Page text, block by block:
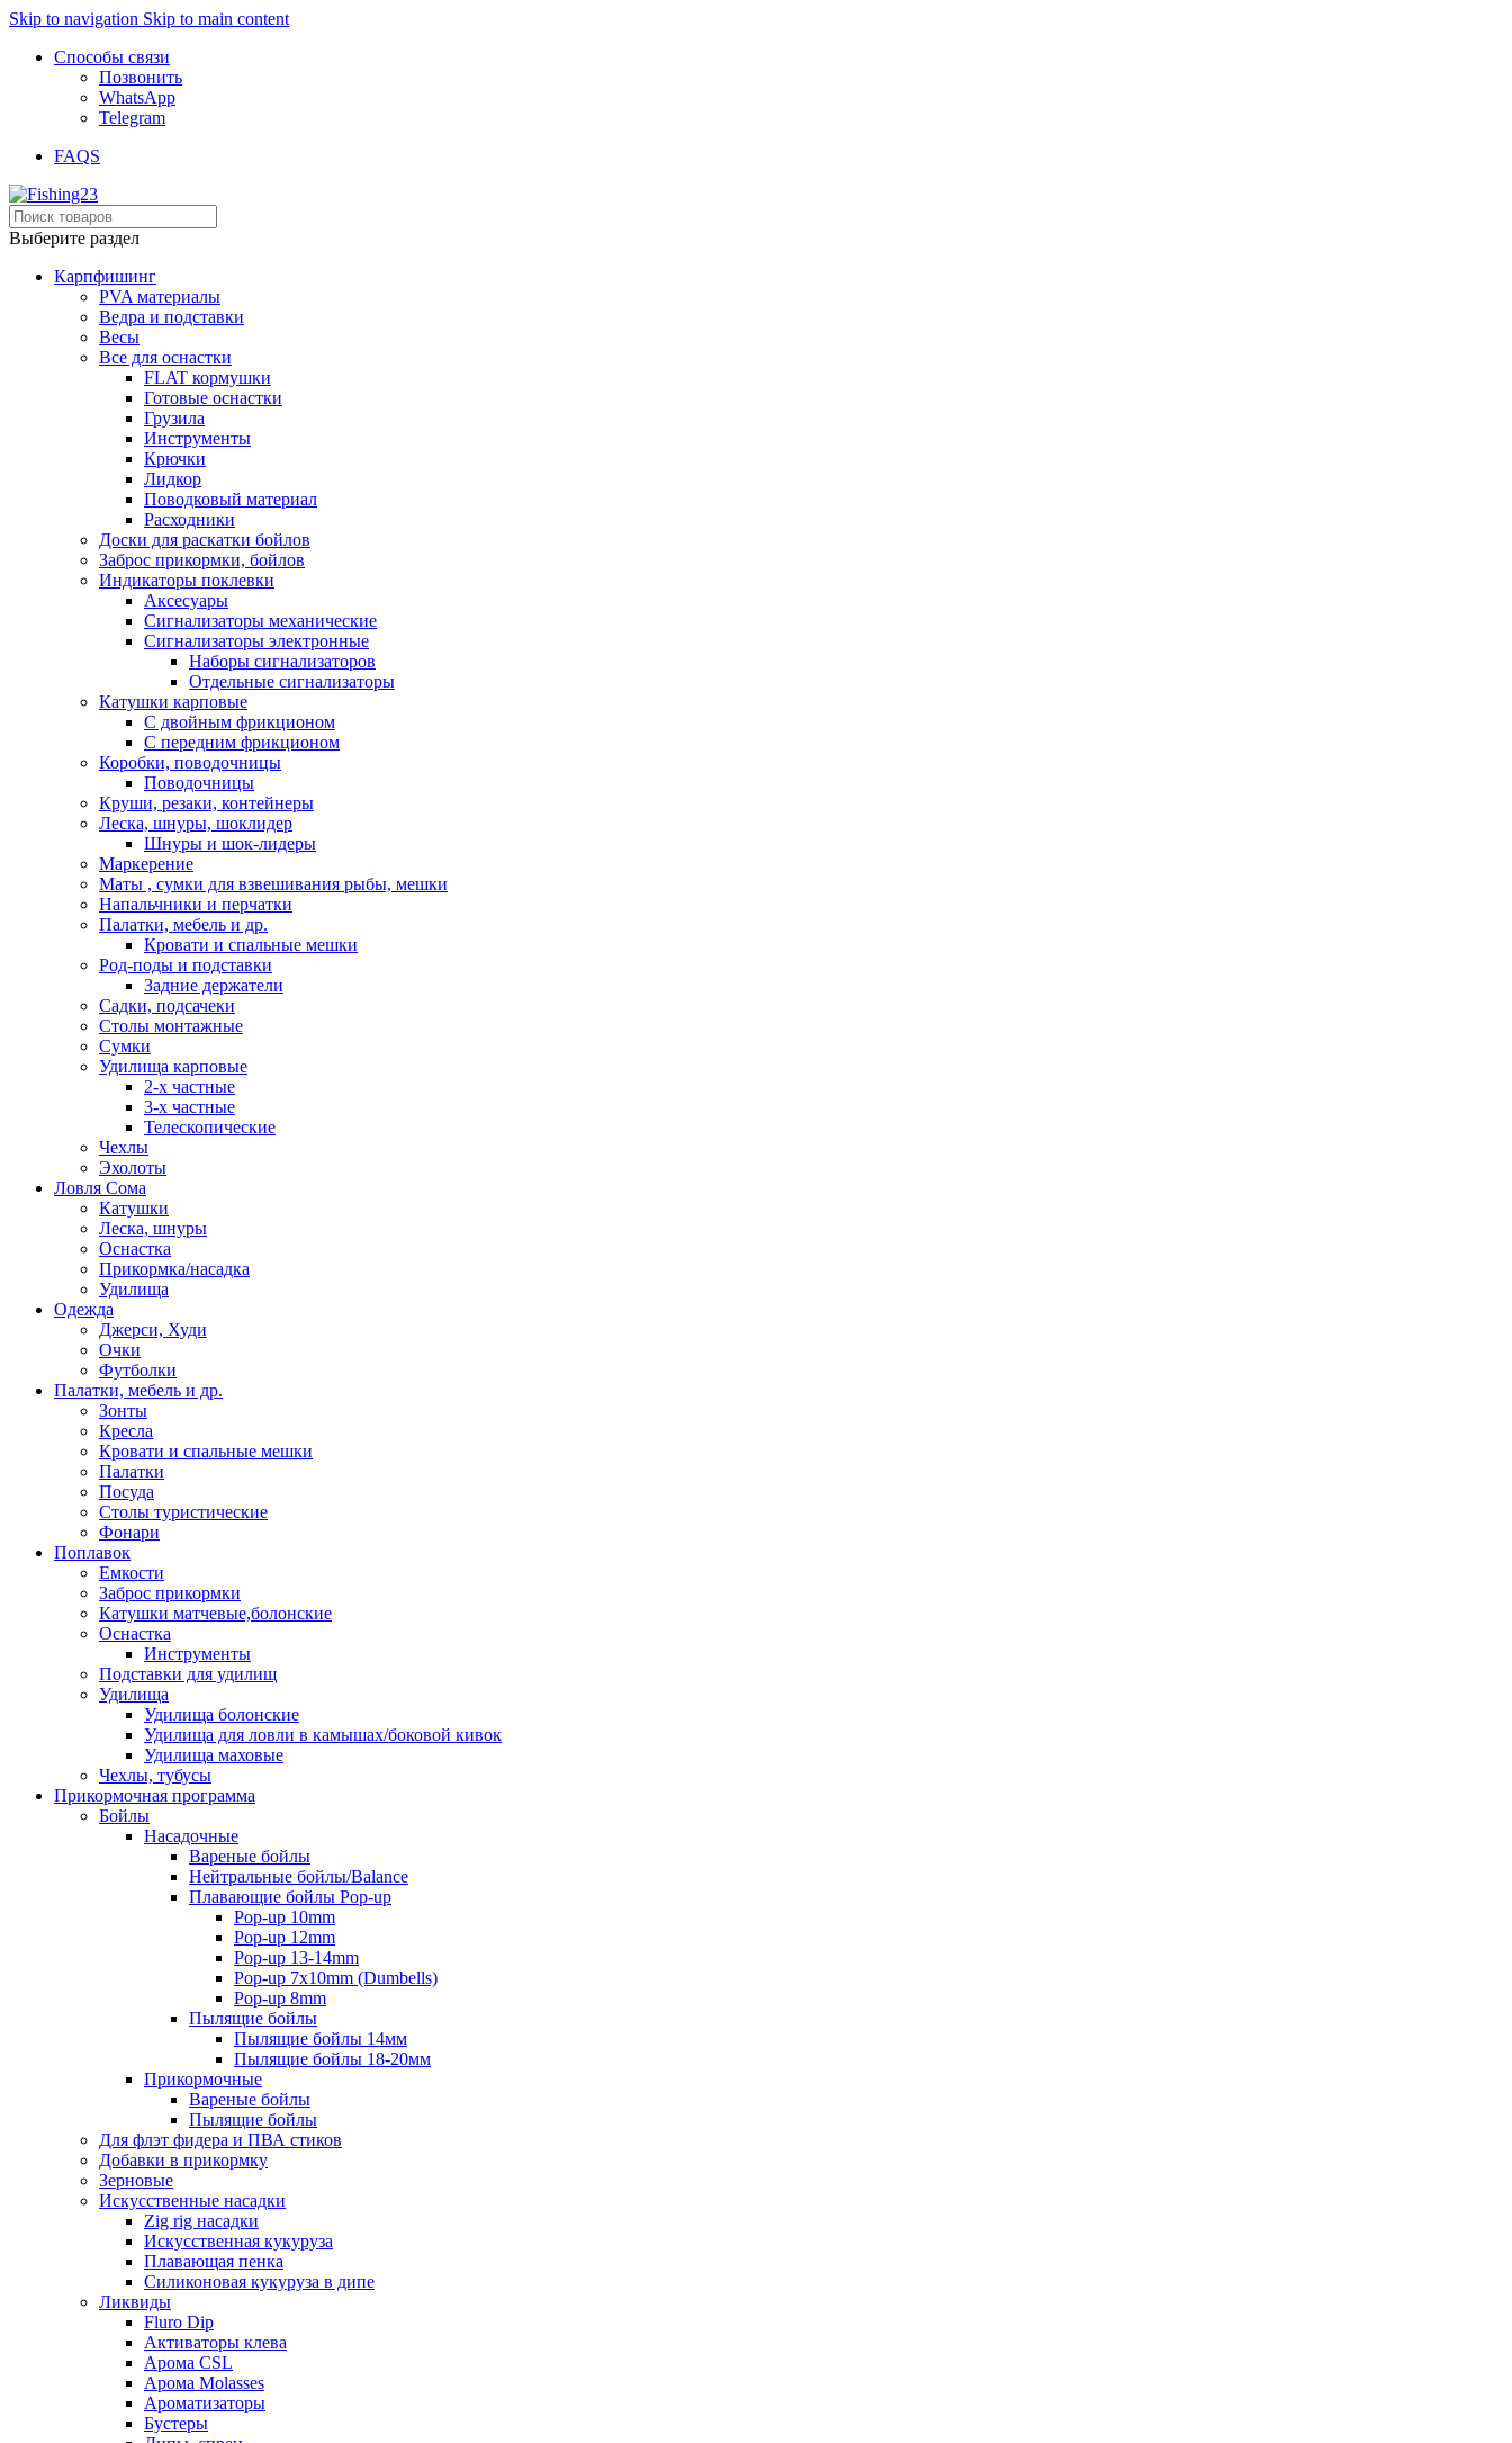
Skip to navigation Skip to main content
Способы связи
Позвонить
WhatsApp
Telegram
FAQS
Выберите раздел
Карпфишинг
PVA материалы
Ведра и подставки
Весы
Все для оснастки
FLAT кормушки
Готовые оснастки
Грузила
Инструменты
Крючки
Лидкор
Поводковый материал
Расходники
Доски для раскатки бойлов
Заброс прикормки, бойлов
Индикаторы поклевки
Аксесуары
Сигнализаторы механические
Сигнализаторы электронные
Наборы сигнализаторов
Отдельные сигнализаторы
Катушки карповые
С двойным фрикционом
С передним фрикционом
Коробки, поводочницы
Поводочницы
Круши, резаки, контейнеры
Леска, шнуры, шоклидер
Шнуры и шок-лидеры
Маркерение
Маты , сумки для взвешивания рыбы, мешки
Напальчники и перчатки
Палатки, мебель и др.
Кровати и спальные мешки
Род-поды и подставки
Задние держатели
Садки, подсачеки
Столы монтажные
Сумки
Удилища карповые
2-х частные
3-х частные
Телескопические
Чехлы
Эхолоты
Ловля Сома
Катушки
Леска, шнуры
Оснастка
Прикормка/насадка
Удилища
Одежда
Джерси, Худи
Очки
Футболки
Палатки, мебель и др.
Зонты
Кресла
Кровати и спальные мешки
Палатки
Посуда
Столы туристические
Фонари
Поплавок
Емкости
Заброс прикормки
Катушки матчевые,болонские
Оснастка
Инструменты
Подставки для удилищ
Удилища
Удилища болонские
Удилища для ловли в камышах/боковой кивок
Удилища маховые
Чехлы, тубусы
Прикормочная программа
Бойлы
Насадочные
Вареные бойлы
Нейтральные бойлы/Balance
Плавающие бойлы Pop-up
Pop-up 10mm
Pop-up 12mm
Pop-up 13-14mm
Pop-up 7x10mm (Dumbells)
Pop-up 8mm
Пылящие бойлы
Пылящие бойлы 14мм
Пылящие бойлы 18-20мм
Прикормочные
Вареные бойлы
Пылящие бойлы
Для флэт фидера и ПВА стиков
Добавки в прикормку
Зерновые
Искусственные насадки
Zig rig насадки
Искусственная кукуруза
Плавающая пенка
Силиконовая кукуруза в дипе
Ликвиды
Fluro Dip
Активаторы клева
Арома CSL
Арома Molasses
Ароматизаторы
Бустеры